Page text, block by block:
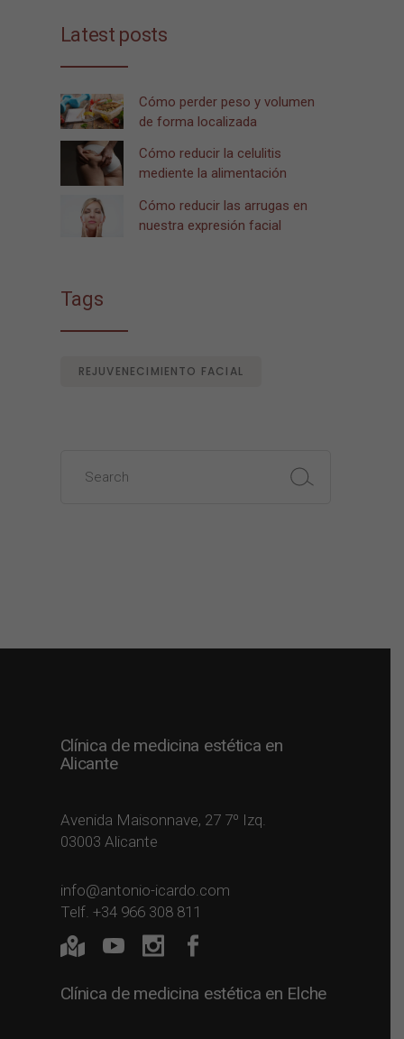
Latest posts
Cómo perder peso y volumen
de forma localizada
Cómo reducir la celulitis
mediente la alimentación
Cómo reducir las arrugas en
nuestra expresión facial
Tags
REJUVENECIMIENTO FACIAL
Clínica de medicina estética en
Alicante
Avenida Maisonnave, 27 7º Izq.
03003 Alicante
info@antonio-icardo.com
Telf. +34 966 308 811
Clínica de medicina estética en Elche